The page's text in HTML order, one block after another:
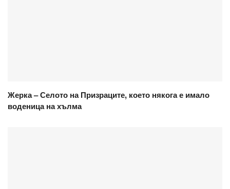
Жерка – Селото на Призраците, което някога е имало
воденица на хълма